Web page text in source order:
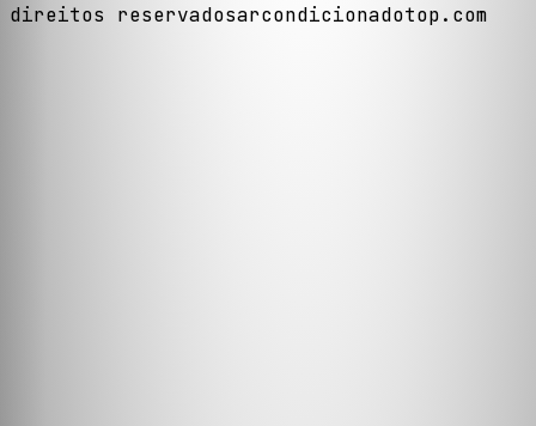
direitos reservadosarcondicionadotop.com